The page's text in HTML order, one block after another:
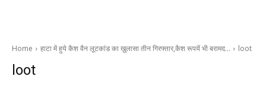
Home हाटा में हुये कैश वैन लूटकांड का ख़ुलासा तीन गिरफ्तार,कैश रूपयें भी बरामद… loot
loot